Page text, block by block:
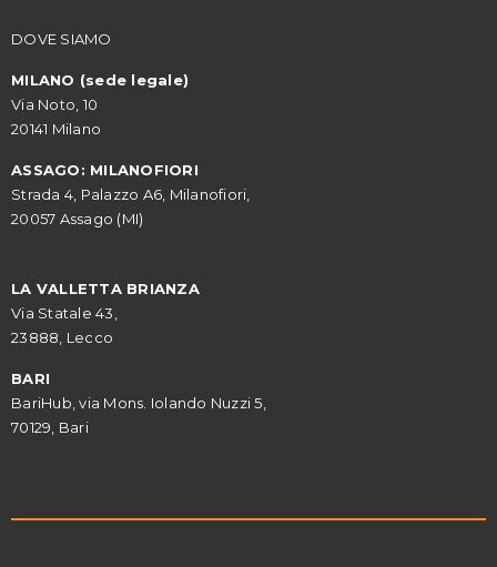
DOVE SIAMO
MILANO (sede legale)
Via Noto, 10
20141 Milano
ASSAGO: MILANOFIORI
Strada 4, Palazzo A6, Milanofiori,
20057 Assago (MI)
LA VALLETTA BRIANZA
Via Statale 43,
23888, Lecco
BARI
BariHub, via Mons. Iolando Nuzzi 5,
70129, Bari